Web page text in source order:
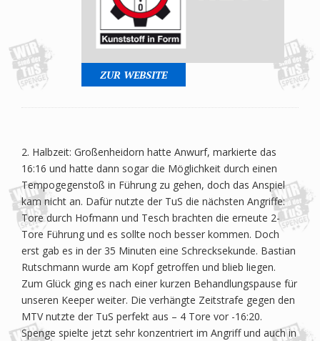
ZUR WEBSITE
2. Halbzeit: Großenheidorn hatte Anwurf, markierte das
16:16 und hatte dann sogar die Möglichkeit durch einen
Tempogegenstoß in Führung zu gehen, doch das Anspiel
kam nicht an. Dafür nutzte der TuS die nächsten Angriffe:
Tore durch Hofmann und Tesch brachten die erneute 2-
Tore Führung und es sollte noch besser kommen. Doch
erst gab es in der 35 Minuten eine Schrecksekunde. Bastian
Rutschmann wurde am Kopf getroffen und blieb liegen.
Zum Glück ging es nach einer kurzen Behandlungspause für
unseren Keeper weiter. Die verhängte Zeitstrafe gegen den
MTV nutzte der TuS perfekt aus – 4 Tore vor -16:20.
Spenge spielte jetzt sehr konzentriert im Angriff und auch in